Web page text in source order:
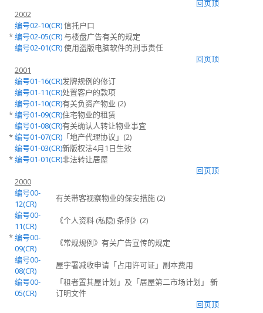
回页顶
2002
编号02-10(CR)信托户口
*编号02-05(CR)与楼盘广告有关的规定
编号02-01(CR)使用盗版电脑软件的刑事责任
回页顶
2001
编号01-16(CR)发牌规例的修订
编号01-11(CR)处置客户的款项
编号01-10(CR)有关负资产物业 (2)
*编号01-09(CR)住宅物业的租赁
编号01-08(CR)有关确认人转让物业事宜
*编号01-07(CR) 「地产代理协议」(2)
编号01-03(CR)新版权法4月1日生效
*编号01-01(CR)非法转让居屋
回页顶
2000
编号00-
12(CR)
有关带客视察物业的保安措施 (2)
编号00-
11(CR)
《个人资料 (私隐) 条例》(2)
*编号00-
09(CR)
《常规规例》有关广告宣传的规定
编号00-
08(CR)
屋宇署减收申请「占用许可证」副本费用
编号00-
05(CR)
「租者置其屋计划」及「居屋第二市场计划」 新
订明文件
回页顶